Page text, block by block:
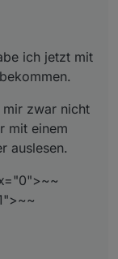
ich jetzt mit
zwar nicht
mit einem
auslesen.